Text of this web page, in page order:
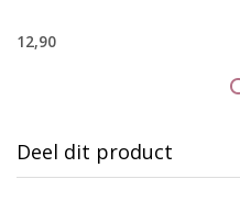
12,90
Deel dit product